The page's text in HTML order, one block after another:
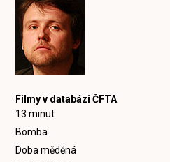
Filmy v databázi ČFTA
13 minut
Bomba
Doba měděná